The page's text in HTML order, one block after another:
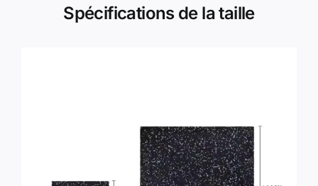
Spécifications de la taille